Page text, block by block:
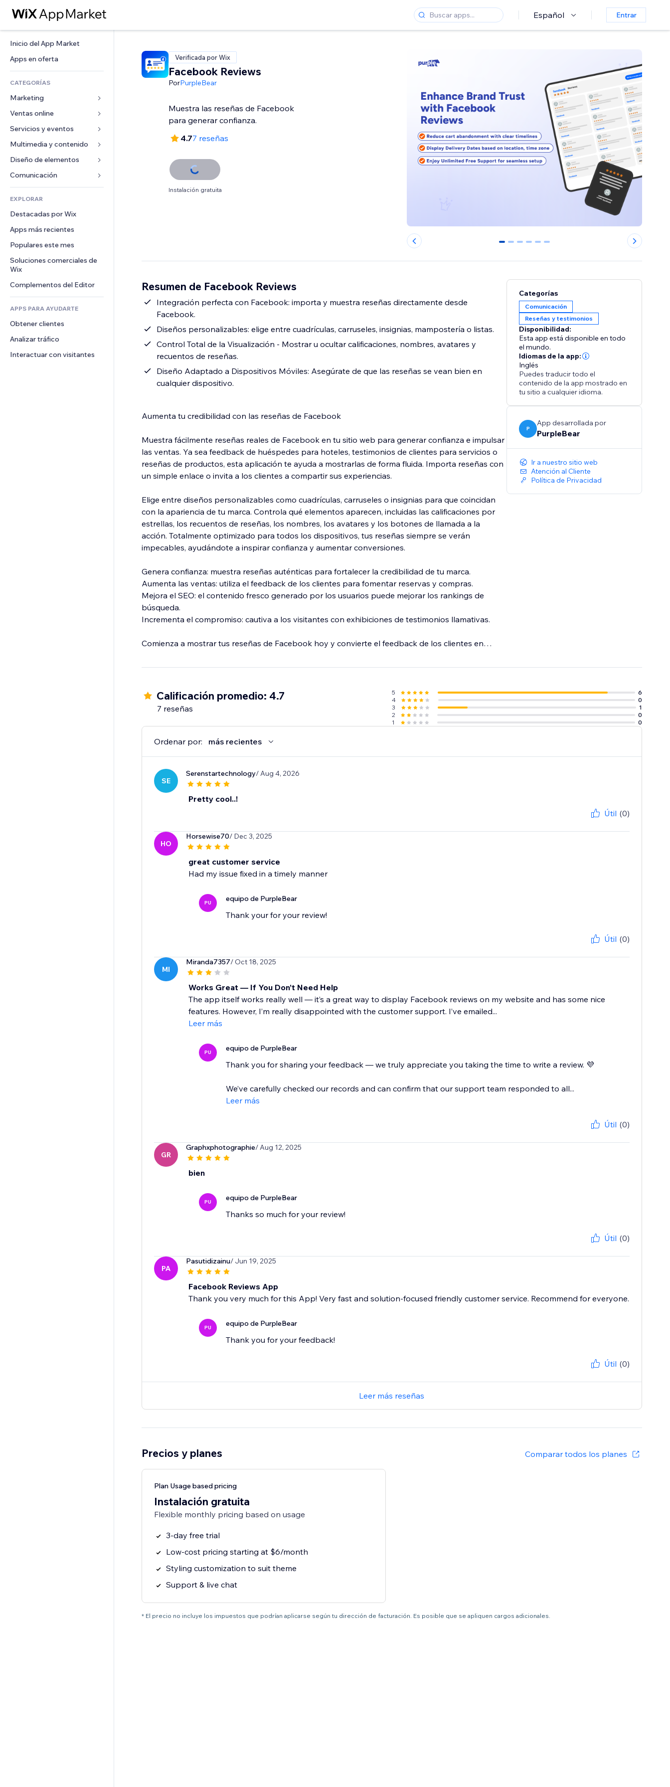
Español Entrar
Inicio del App Market
Apps en oferta
CATEGORÍAS
Marketing
Anuncios
Móvil
Analíticas
Anuncios del sitio
Email
Ventas online
Apps para tiendas
Envíos y entregas
Botones de venta
Contabilidad
Cupones y fidelización
Almacenamiento de mercancía
Crowdfunding
Alimentos y bebidas
Servicios y eventos
Hoteles
Eventos
Restaurantes
Inmobiliarias
Reservas
Multimedia y contenido
Galerías
Música
Pódcast
Fotografía
Video
PDF
Compartir archivos
Noticias
Servicios de contenido
Efectos de texto
Diseño de elementos
Mapas y navegación
Privacidad y seguridad
Reloj
Plantillas para páginas
Efectos de imágenes
Botones y menús
Banners e insignias
Calculadoras
Buscar
Formularios
Encuestas
Chat
Comentarios
Teléfono
Comunidad
Reseñas y testimonios
EXPLORAR
Destacadas por Wix
Apps más recientes
Populares este mes
Soluciones comerciales de
Wix
Complementos del Editor
APPS PARA AYUDARTE
Obtener clientes
Analizar tráfico
Interactuar con visitantes
Verificada por Wix
Facebook Reviews
PorPurpleBear
Muestra las reseñas de Facebook
para generar confianza.
4.77 reseñas
Instalación gratuita
0 1 2 3 4 5
Resumen de Facebook Reviews
Integración perfecta con Facebook: importa y muestra reseñas directamente desde
Facebook.
Diseños personalizables: elige entre cuadrículas, carruseles, insignias, mampostería o listas.
Control Total de la Visualización - Mostrar u ocultar calificaciones, nombres, avatares y
recuentos de reseñas.
Diseño Adaptado a Dispositivos Móviles: Asegúrate de que las reseñas se vean bien en
cualquier dispositivo.
Aumenta tu credibilidad con las reseñas de Facebook
Muestra fácilmente reseñas reales de Facebook en tu sitio web para generar confianza e impulsar
las ventas. Ya sea feedback de huéspedes para hoteles, testimonios de clientes para servicios o
reseñas de productos, esta aplicación te ayuda a mostrarlas de forma fluida. Importa reseñas con
un simple enlace o invita a los clientes a compartir sus experiencias.
Elige entre diseños personalizables como cuadrículas, carruseles o insignias para que coincidan
con la apariencia de tu marca. Controla qué elementos aparecen, incluidas las calificaciones por
estrellas, los recuentos de reseñas, los nombres, los avatares y los botones de llamada a la
acción. Totalmente optimizado para todos los dispositivos, tus reseñas siempre se verán
impecables, ayudándote a inspirar confianza y aumentar conversiones.
Genera confianza: muestra reseñas auténticas para fortalecer la credibilidad de tu marca.
Aumenta las ventas: utiliza el feedback de los clientes para fomentar reservas y compras.
Mejora el SEO: el contenido fresco generado por los usuarios puede mejorar los rankings de
búsqueda.
Incrementa el compromiso: cautiva a los visitantes con exhibiciones de testimonios llamativas.
Comienza a mostrar tus reseñas de Facebook hoy y convierte el feedback de los clientes en
Categorías
Comunicación
Reseñas y testimonios
Disponibilidad:
Esta app está disponible en todo
el mundo.
Idiomas de la app:
Inglés
Puedes traducir todo el
contenido de la app mostrado en
tu sitio a cualquier idioma.
P
App desarrollada por
PurpleBear
Ir a nuestro sitio web
Atención al Cliente
Política de Privacidad
Calificación promedio: 4.7
7 reseñas
5
6
4
0
3
1
2
0
1
0
Ordenar por: más recientes
SE
Serenstartechnology/ Aug 4, 2026
Pretty cool..!
Útil (0)
HO
Horsewise70/ Dec 3, 2025
great customer service
Had my issue fixed in a timely manner
PU equipo de PurpleBear
Thank your for your review!
Útil (0)
MI
Miranda7357/ Oct 18, 2025
Works Great — If You Don’t Need Help
The app itself works really well — it’s a great way to display Facebook reviews on my website and has some nice
features. However, I’m really disappointed with the customer support. I’ve emailed...
Leer más
PU equipo de PurpleBear
Thank you for sharing your feedback — we truly appreciate you taking the time to write a review. 💜
We’ve carefully checked our records and can confirm that our support team responded to all...
Leer más
Útil (0)
GR
Graphxphotographie/ Aug 12, 2025
bien
PU equipo de PurpleBear
Thanks so much for your review!
Útil (0)
PA
Pasutidizainu/ Jun 19, 2025
Facebook Reviews App
Thank you very much for this App! Very fast and solution-focused friendly customer service. Recommend for everyone.
PU equipo de PurpleBear
Thank you for your feedback!
Útil (0)
Leer más reseñas
Precios y planes Comparar todos los planes
Plan Usage based pricing
Instalación gratuita
Flexible monthly pricing based on usage
3-day free trial
Low-cost pricing starting at $6/month
Styling customization to suit theme
Support & live chat
* El precio no incluye los impuestos que podrían aplicarse según tu dirección de facturación. Es posible que se apliquen cargos adicionales.